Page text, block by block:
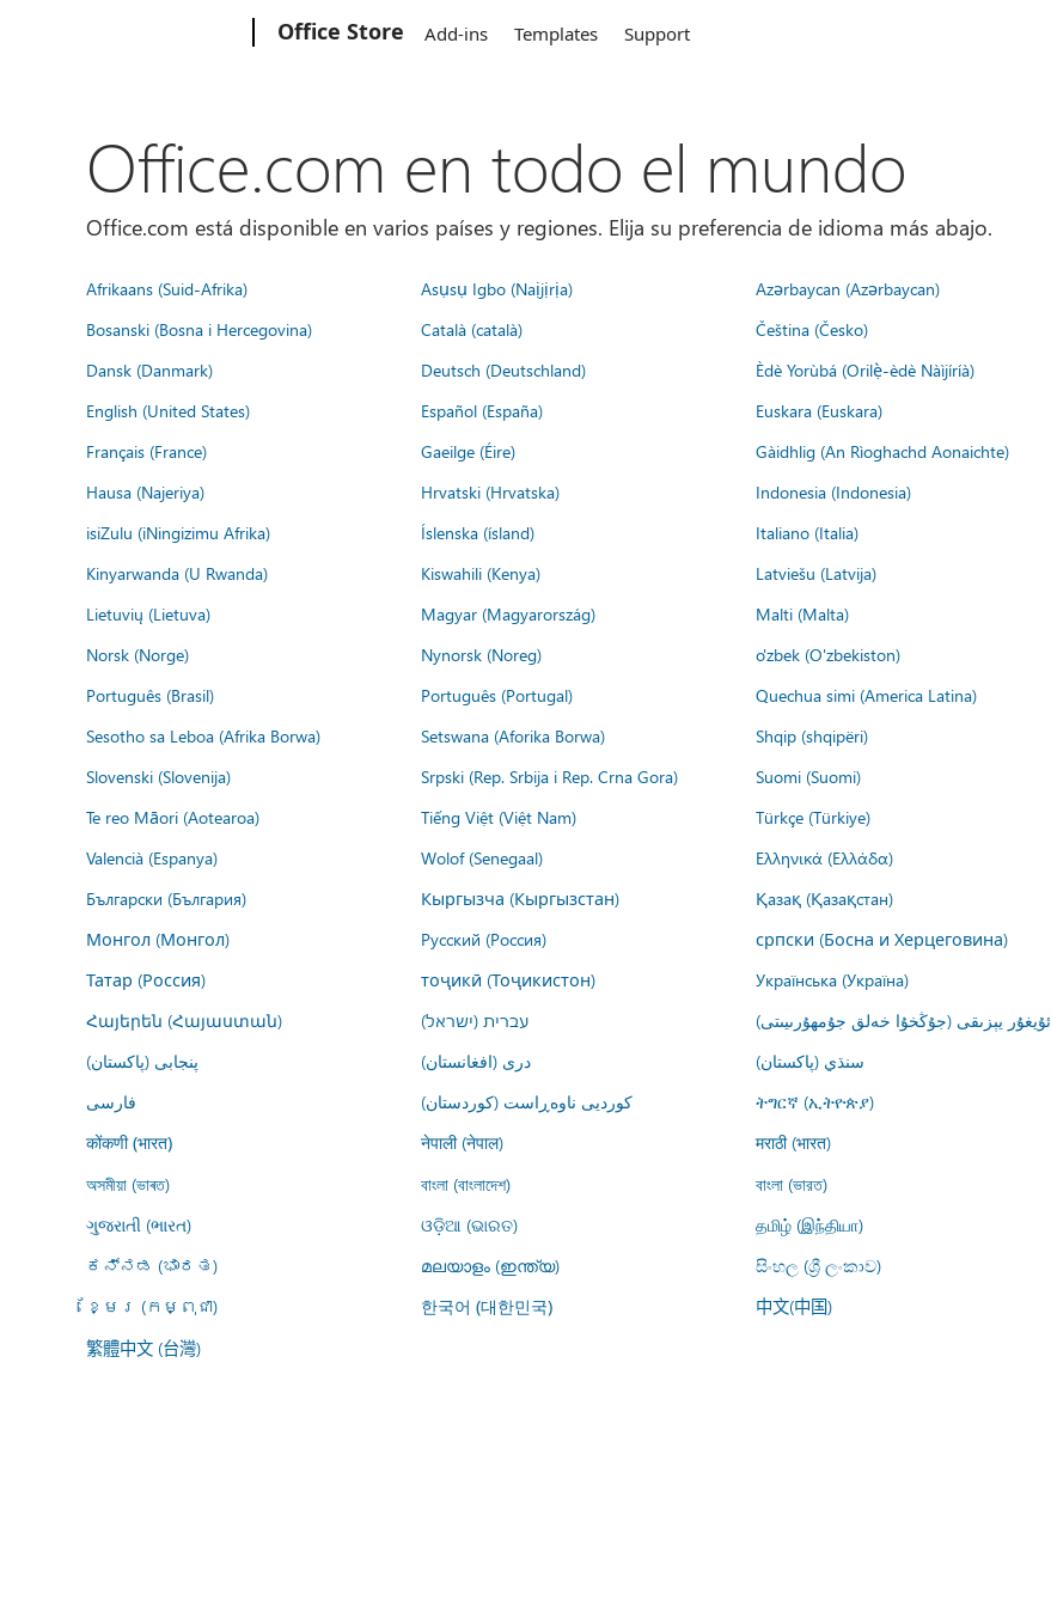
Office Store Add-ins Templates Support
Office.com en todo el mundo
Office.com está disponible en varios países y regiones. Elija su preferencia de idioma más abajo.
Afrikaans (Suid-Afrika) Asụsụ Igbo (Naịjịrịa) Azərbaycan (Azərbaycan)
Bosanski (Bosna i Hercegovina)
Català (català) Čeština (Česko)
Dansk (Danmark)
Deutsch (Deutschland) Èdè Yorùbá (Orilẹ̀-èdè Nàìjíríà)
English (United States)
Español (España) Euskara (Euskara)
Français (France)
Gaeilge (Éire) Gàidhlig (An Rìoghachd Aonaichte)
Hausa (Najeriya)
Hrvatski (Hrvatska) Indonesia (Indonesia)
isiZulu (iNingizimu Afrika)
Íslenska (ísland) Italiano (Italia)
Kinyarwanda (U Rwanda)
Kiswahili (Kenya) Latviešu (Latvija)
Lietuvių (Lietuva)
Magyar (Magyarország) Malti (Malta)
Norsk (Norge)
Nynorsk (Noreg) o'zbek (O'zbekiston)
Português (Brasil)
Português (Portugal) Quechua simi (America Latina)
Sesotho sa Leboa (Afrika Borwa)
Setswana (Aforika Borwa) Shqip (shqipëri)
Slovenski (Slovenija)
Srpski (Rep. Srbija i Rep. Crna Gora) Suomi (Suomi)
Te reo Māori (Aotearoa)
Tiếng Việt (Việt Nam) Türkçe (Türkiye)
Valencià (Espanya)
Wolof (Senegaal) Ελληνικά (Ελλάδα)
Български (България)
Кыргызча (Кыргызстан) Қазақ (Қазақстан)
Монгол (Монгол)
Русский (Россия) српски (Босна и Херцеговина)
Татар (Россия)
тоҷикӣ (Тоҷикистон) Українська (Україна)
Հայերեն (Հայաստան)
עברית (ישראל) ئۇيغۇر يېزىقى (جۇڭخۇا خەلق جۇمھۇرىيىتى)
پنجابی (پاکستان)
درى (افغانستان) سنڌي (پاکستان)
فارسى
کوردیی ناوەڕاست (کوردستان) ትግርኛ (ኢትዮጵያ)
कोंकणी (भारत) नेपाली (नेपाल) मराठी (भारत)
অসমীয়া (ভাৰত) বাংলা (বাংলাদেশ) বাংলা (ভারত)
ગુજરાતી (ભારત)
ଓଡ଼ିଆ (ଭାରତ) தமிழ் (இந்தியா)
ಕನ್ನಡ (ಭಾರತ)
മലയാളം (ഇന്ത്യ) සිංහල (ශ්‍රී ලංකාව)
ខ្មែរ (កម្ពុជា)
한국어 (대한민국) 中文(中国)
繁體中文 (台灣)